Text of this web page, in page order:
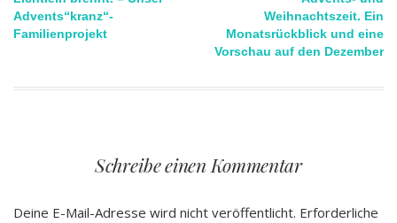
Advents“kranz“-
Familienprojekt
Weihnachtszeit. Ein
Monatsrückblick und eine
Vorschau auf den Dezember
Schreibe einen Kommentar
Deine E-Mail-Adresse wird nicht veröffentlicht. Erforderliche